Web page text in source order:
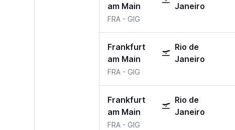
am Main
Janeiro
FRA Frankfurt am Main
- GIG
Frankfurt
am Main
Rio de
Janeiro
FRA Frankfurt am Main
- GIG
Frankfurt
am Main
Rio de
Janeiro
FRA Frankfurt am Main
- GIG